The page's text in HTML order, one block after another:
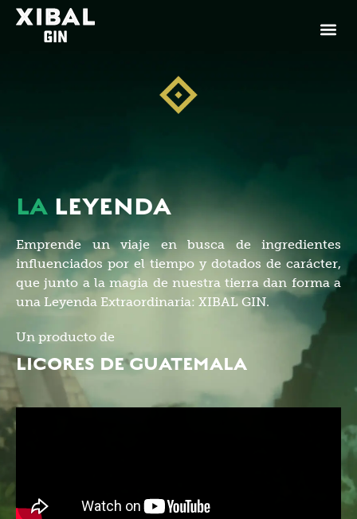
LA LEYENDA
Emprende un viaje en busca de ingredientes
influenciados por el tiempo y dotados de carácter,
que junto a la magia de nuestra tierra dan forma a
una Leyenda Extraordinaria: XIBAL GIN.
Un producto de
LICORES DE GUATEMALA